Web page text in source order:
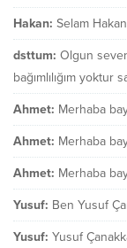
Hakan: Selam
dsttum: Olgun
bağımlılığım yoktur
Ahmet: Merhaba
Ahmet: Merhaba
Ahmet: Merhaba
Yusuf: Ben Yusuf
Yusuf: Yusuf